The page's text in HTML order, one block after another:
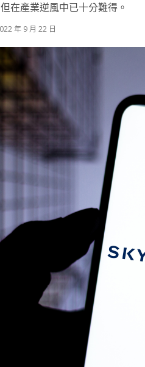
在產業逆風中已十分難得。
年 9 月 22 日